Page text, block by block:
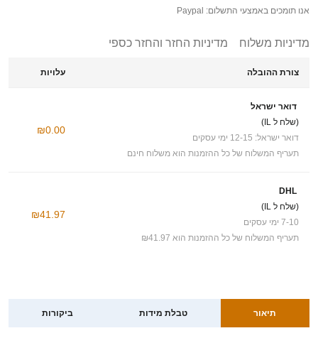
אנו תומכים באמצעי התשלום: Paypal
מדיניות משלוח מדיניות החזר והחזר כספי
צורת ההובלה עלויות
דואר ישראל
(שלח ל IL)
דואר ישראל: 12-15 ימי עסקים
תעריף המשלוח של כל ההזמנות הוא משלוח חינם
₪0.00
DHL
(שלח ל IL)
7-10 ימי עסקים
תעריף המשלוח של כל ההזמנות הוא ₪41.97
₪41.97
תיאור טבלת מידות ביקורות